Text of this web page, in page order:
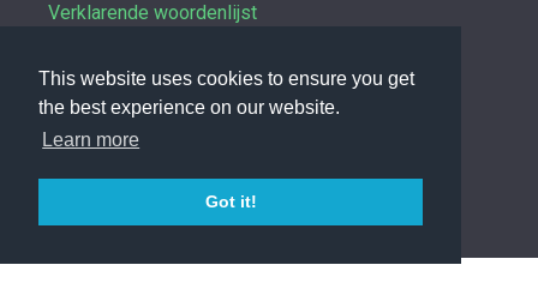
This website uses cookies to ensure you get
the best experience on our website.
Learn more
Got it!
Verklarende woordenlijst
Contactpersoon
powered with ❤️ and ☕️ byphpMyFAQ3.1.17